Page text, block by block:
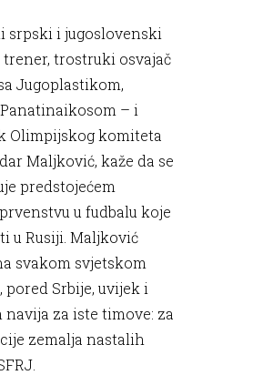
srpski i jugoslovenski
trostruki osvajač
Jugoplastikom,
– i
Olimpijskog komiteta
Maljković, kaže da se
predstojećem
u fudbalu koje
u Rusiji. Maljković
svakom svjetskom
pored Srbije, uvijek i
navija za iste timove: za
zemalja nastalih